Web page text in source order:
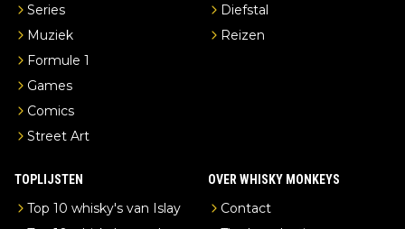
Series
Muziek
Formule 1
Games
Comics
Street Art
Diefstal
Reizen
TOPLIJSTEN
Top 10 whisky's van Islay
OVER WHISKY MONKEYS
Contact